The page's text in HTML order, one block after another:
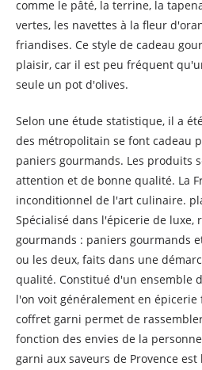
comme le pâté, la terrine, la
vertes, les navettes à la fleur
friandises. Ce style de cadeau
plaisir, car il est peu fréquent
seule un pot d'olives.
Selon une étude statistique, il a
des métropolitain se font cadeau
paniers gourmands. Les produits
attention et de bonne qualité. La
inconditionnel de l'art culinaire.
Spécialisé dans l'épicerie de luxe,
gourmands : paniers gourmands
ou les deux, faits dans une
qualité. Constitué d'un ensemble
l'on voit généralement en
coffret garni permet de
fonction des envies de la
garni aux saveurs de Provence